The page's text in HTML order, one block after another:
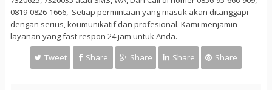
0819-0826-1666, Setiap permintaan yang masuk akan ditanggapi
dengan serius, koumunikatif dan profesional. Kami menjamin
layanan yang fast respon 24 jam untuk Anda.
Tweet
Share Share Share Share